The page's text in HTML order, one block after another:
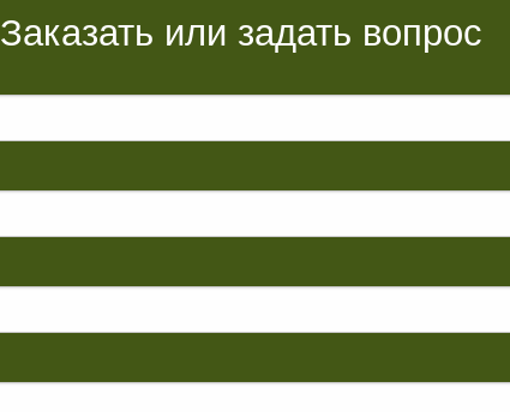
Заказать или задать вопрос